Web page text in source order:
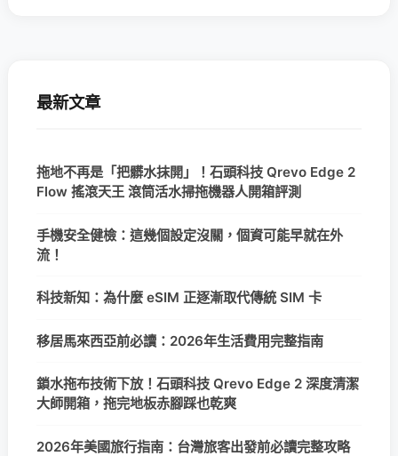
最新文章
拖地不再是「把髒水抹開」！石頭科技 Qrevo Edge 2
Flow 搖滾天王 滾筒活水掃拖機器人開箱評測
手機安全健檢：這幾個設定沒關，個資可能早就在外
流！
科技新知：為什麼 eSIM 正逐漸取代傳統 SIM 卡
移居馬來西亞前必讀：2026年生活費用完整指南
鎖水拖布技術下放！石頭科技 Qrevo Edge 2 深度清潔
大師開箱，拖完地板赤腳踩也乾爽
2026年美國旅行指南：台灣旅客出發前必讀完整攻略